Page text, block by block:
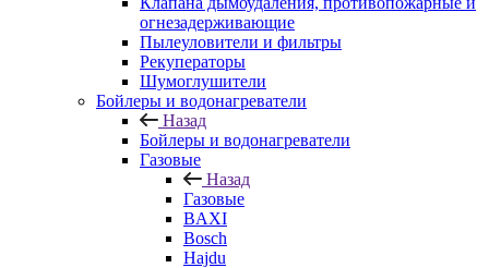
огнезадерживающие
Пылеуловители и фильтры
Рекуператоры
Шумоглушители
Бойлеры и водонагреватели
Назад
Бойлеры и водонагреватели
Газовые
Назад
Газовые
BAXI
Bosch
Hajdu